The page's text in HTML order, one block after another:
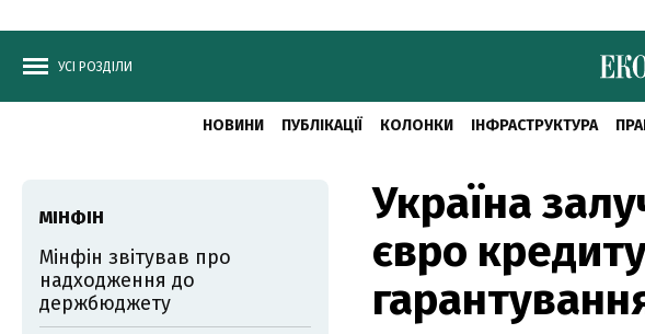
УСІ РОЗДІЛИ
НОВИНИ ПУБЛІКАЦІЇ КОЛОНКИ ІНФРАСТРУКТУРА
Україна
євро
МІНФІН
Мінфін звітував про
надходження до
держбюджету